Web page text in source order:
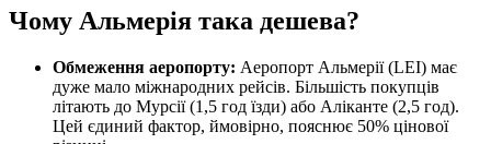
Чому Альмерія така дешева?
Обмеження аеропорту: Аеропорт Альмерії (LEI) має
дуже мало міжнародних рейсів. Більшість покупців
літають до Мурсії (1,5 год їзди) або Аліканте (2,5 год).
Цей єдиний фактор, ймовірно, пояснює 50% цінової